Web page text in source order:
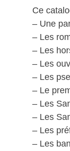
Ce
– Une
– Les
– Les
– Les
– Les
– Le
– Les
– Les
– Les
– Les